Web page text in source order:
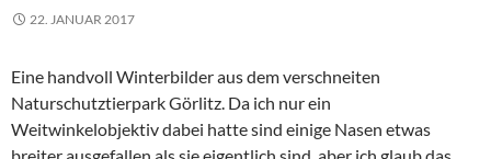
22. JANUAR 2017
Eine handvoll Winterbilder aus dem verschneiten
Naturschutztierpark Görlitz. Da ich nur ein
Weitwinkelobjektiv dabei hatte sind einige Nasen etwas